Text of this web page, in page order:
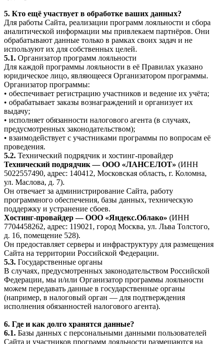
5. Кто ещё участвует в обработке ваших данных?
Для работы Сайта, реализации программ лояльности и сбора
аналитической информации мы привлекаем партнёров. Они
обрабатывают данные только в рамках своих задач и не
используют их для собственных целей.
5.1. Организатор программ лояльности
Для каждой программы лояльности в её Правилах указано
юридическое лицо, являющееся Организатором программы.
Организатор программы:
• обеспечивает регистрацию участников и ведение их учёта;
• обрабатывает заказы вознаграждений и организует их
выдачу;
• исполняет обязанности налогового агента (в случаях,
предусмотренных законодательством);
• взаимодействует с участниками программы по вопросам её
проведения.
5.2. Технический подрядчик и хостинг-провайдер
Технический подрядчик — ООО «ЛАНСЕЛОТ» (ИНН
5022557490, адрес: 140412, Московская область, г. Коломна,
ул. Маслова, д. 7).
Он отвечает за администрирование Сайта, работу
программного обеспечения, базы данных, техническую
поддержку и устранение сбоев.
Хостинг-провайдер — ООО «Яндекс.Облако» (ИНН
7704458262, адрес: 119021, город Москва, ул. Льва Толстого,
д. 16, помещение 528).
Он предоставляет серверы и инфраструктуру для размещения
Сайта на территории Российской Федерации.
5.3. Государственные органы
В случаях, предусмотренных законодательством Российской
Федерации, мы и/или Организатор программы лояльности
можем передавать данные в государственные органы
(например, в налоговый орган — для подтверждения
исполнения обязанностей налогового агента).
6. Где и как долго хранятся данные?
6.1. Базы данных с персональными данными пользователей
Сайта и участников программ лояльности размещаются на